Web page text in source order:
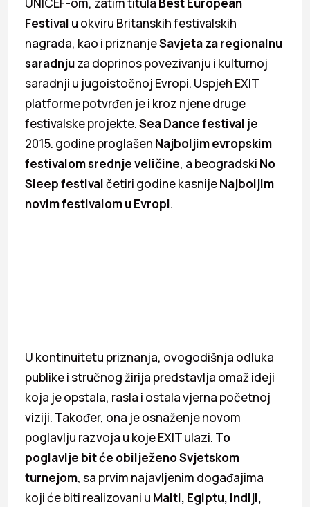
UNICEF-om, zatim titula Best European
Festival u okviru Britanskih festivalskih
nagrada, kao i priznanjeSavjeta za regionalnu
saradnjuza doprinos povezivanju i kulturnoj
saradnji u jugoistočnoj Evropi. Uspjeh EXIT
platforme potvrđen je i kroz njene druge
festivalske projekte.Sea Dancefestival je
2015. godine proglašen Najboljim evropskim
festivalom srednje veličine, a beogradski No
Sleep festivalčetiri godine kasnijeNajboljim
novim festivalom u Evropi.
U kontinuitetu priznanja, ovogodišnja odluka
publike i stručnog žirija predstavlja omaž ideji
koja je opstala, rasla i ostala vjerna početnoj
viziji. Također, ona je osnaženje novom
poglavlju razvoja u koje EXIT ulazi. To
poglavlje bit će obilježeno Svjetskom
turnejom, sa prvim najavljenim događajima
koji će biti realizovani u Malti, Egiptu, Indiji,